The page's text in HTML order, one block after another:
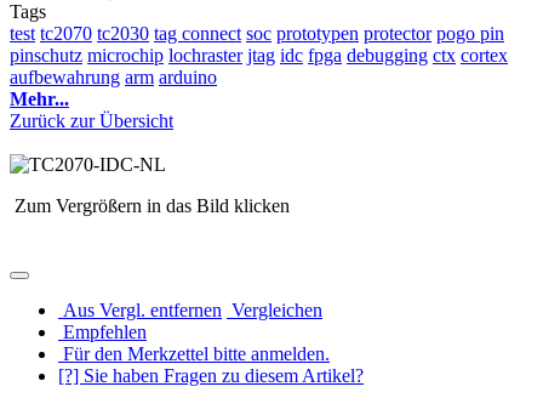
Tags
test tc2070 tc2030 tag connect soc prototypen protector pogo pin
pinschutz microchip lochraster jtag idc fpga debugging ctx cortex
aufbewahrung arm arduino
Mehr...
Zurück zur Übersicht
Zum Vergrößern in das Bild klicken
Aus Vergl. entfernen Vergleichen
Empfehlen
Für den Merkzettel bitte anmelden.
[?] Sie haben Fragen zu diesem Artikel?